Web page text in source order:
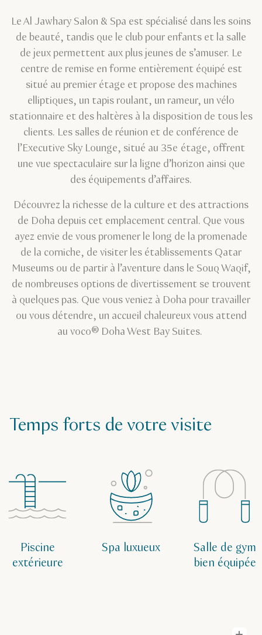
Le Al Jawhary Salon & Spa est spécialisé dans les soins
de beauté, tandis que le club pour enfants et la salle
de jeux permettent aux plus jeunes de s’amuser. Le
centre de remise en forme entièrement équipé est
situé au premier étage et propose des machines
elliptiques, un tapis roulant, un rameur, un vélo
stationnaire et des haltères à la disposition de tous les
clients. Les salles de réunion et de conférence de
l’Executive Sky Lounge, situé au 35e étage, offrent
une vue spectaculaire sur la ligne d’horizon ainsi que
des équipements d’affaires.
Découvrez la richesse de la culture et des attractions
de Doha depuis cet emplacement central. Que vous
ayez envie de vous promener le long de la promenade
de la corniche, de visiter les établissements Qatar
Museums ou de partir à l’aventure dans le Souq Waqif,
de nombreuses options de divertissement se trouvent
à quelques pas. Que vous veniez à Doha pour travailler
ou vous détendre, un accueil chaleureux vous attend
au voco® Doha West Bay Suites.
Temps forts de votre visite
Piscine
extérieure
Spa luxueux
Salle de gym
bien équipée